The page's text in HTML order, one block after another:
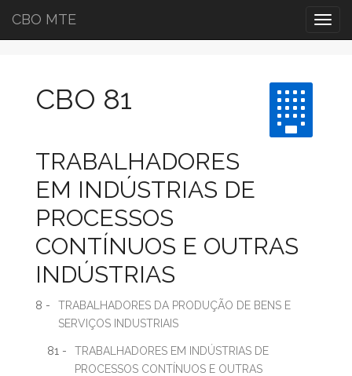
CBO MTE
CBO 81
TRABALHADORES
EM INDÚSTRIAS DE
PROCESSOS
CONTÍNUOS E OUTRAS
INDÚSTRIAS
8 -
TRABALHADORES DA PRODUÇÃO DE BENS E
SERVIÇOS INDUSTRIAIS
81 -
TRABALHADORES EM INDÚSTRIAS DE
PROCESSOS CONTÍNUOS E OUTRAS